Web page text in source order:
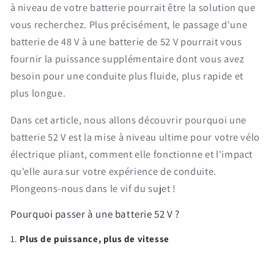
à niveau de votre batterie pourrait être la solution que
vous recherchez. Plus précisément, le passage d'une
batterie de 48 V à une batterie de 52 V pourrait vous
fournir la puissance supplémentaire dont vous avez
besoin pour une conduite plus fluide, plus rapide et
plus longue.
Dans cet article, nous allons découvrir pourquoi une
batterie 52 V est la mise à niveau ultime pour votre vélo
électrique pliant, comment elle fonctionne et l'impact
qu'elle aura sur votre expérience de conduite.
Plongeons-nous dans le vif du sujet !
Pourquoi passer à une batterie 52 V ?
1. Plus de puissance, plus de vitesse